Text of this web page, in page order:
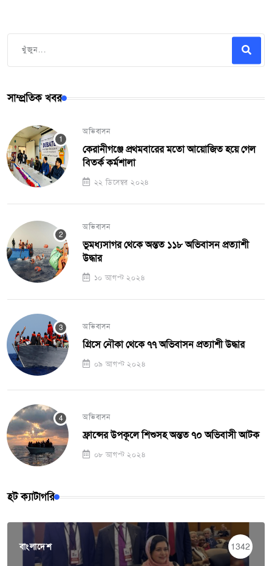
সাম্প্রতিক খবর
অভিবাসন
কেরানীগঞ্জে প্রথমবারের মতো আয়োজিত হয়ে গেল
বিতর্ক কর্মশালা
২২ ডিসেম্বর ২০২৪
অভিবাসন
ভূমধ্যসাগর থেকে অন্তত ১১৮ অভিবাসন প্রত্যাশী
উদ্ধার
১০ আগস্ট ২০২৪
অভিবাসন
গ্রিসে নৌকা থেকে ৭৭ অভিবাসন প্রত্যাশী উদ্ধার
০৯ আগস্ট ২০২৪
অভিবাসন
ফ্রান্সের উপকূলে শিশুসহ অন্তত ৭০ অভিবাসী আটক
০৮ আগস্ট ২০২৪
হট ক্যাটাগরি
বাংলাদেশ 1342